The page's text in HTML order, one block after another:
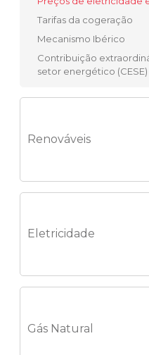
Tarifas da cogeração
Mecanismo Ibérico
Contribuição
setor energético (CESE)
Renováveis
Eletricidade
Gás Natural